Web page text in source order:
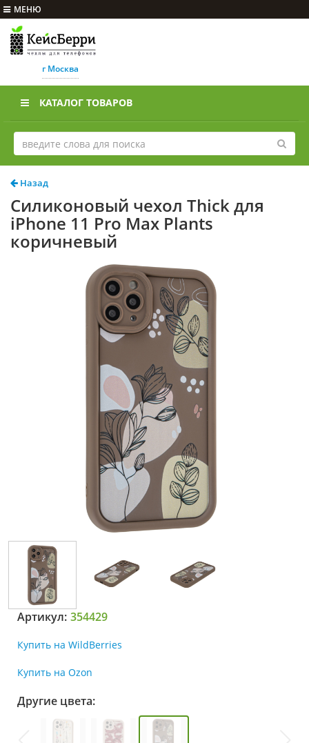
МЕНЮ
г Москва
КАТАЛОГ ТОВАРОВ
Назад
Силиконовый чехол Thick для
iPhone 11 Pro Max Plants
коричневый
Артикул: 354429
Купить на WildBerries
Купить на Ozon
Другие цвета: